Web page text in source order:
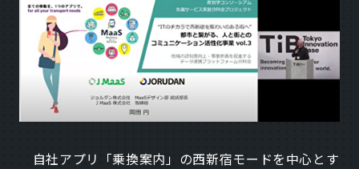
自社アプリ「乗換案内」の西新宿モードを中心とす